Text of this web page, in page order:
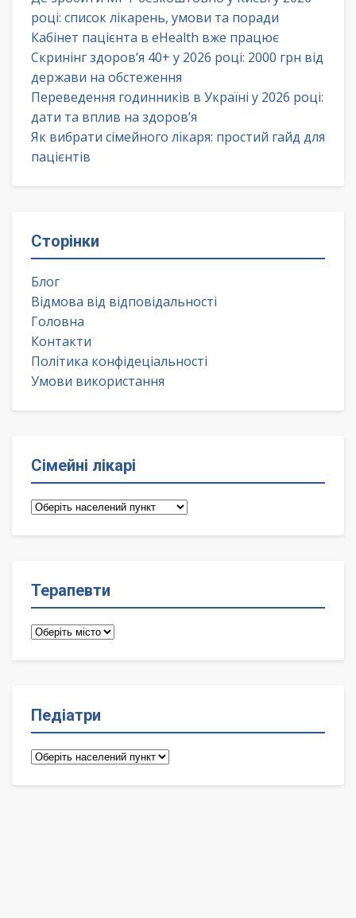
році: список лікарень, умови та поради
Кабінет пацієнта в eHealth вже працює
Скринінг здоров’я 40+ у 2026 році: 2000 грн від
держави на обстеження
Переведення годинників в Україні у 2026 році:
дати та вплив на здоров’я
Як вибрати сімейного лікаря: простий гайд для
пацієнтів
Сторінки
Блог
Відмова від відповідальності
Головна
Контакти
Політика конфідеціальності
Умови використання
Сімейні лікарі
Сімейні
Терапевти
Терапевти
Педіатри
Педіатри